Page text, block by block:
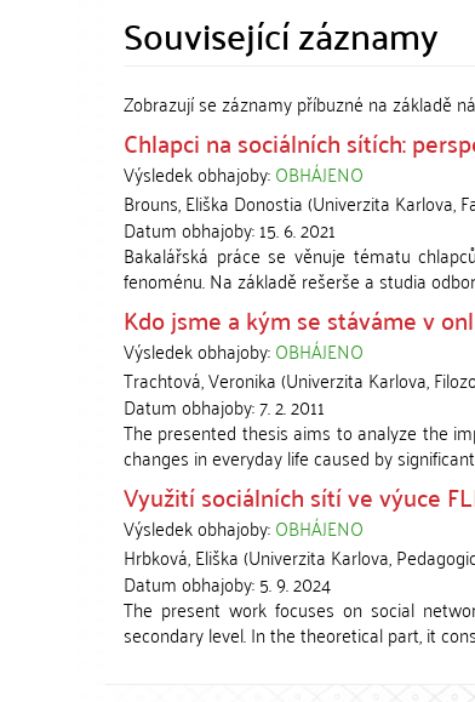
Související záznamy
Zobrazují se záznamy příbuzné na základě
Chlapci na sociálních sítích:
Výsledek obhajoby:OBHÁJENO
Brouns, Eliška Donostia(Univerzita Karlova,
Datum obhajoby:15. 6. 2021
Bakalářská práce se věnuje tématu
fenoménu. Na základě rešerše a studia
Kdo jsme a kým se stáváme v
Výsledek obhajoby:OBHÁJENO
Trachtová, Veronika(Univerzita Karlova,
Datum obhajoby:7. 2. 2011
The presented thesis aims to analyze the
changes in everyday life caused by
Využití sociálních sítí ve výuce
Výsledek obhajoby:OBHÁJENO
Hrbková, Eliška(Univerzita Karlova,
Datum obhajoby:5. 9. 2024
The present work focuses on social
secondary level. In the theoretical part, it